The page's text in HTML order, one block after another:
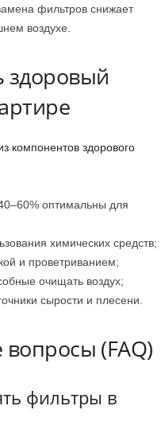
фильтров снижает
воздухе.
здоровый
компонентов здорового
оптимальны для
химических средств;
и проветриванием;
очищать воздух;
сырости и плесени.
(FAQ)
фильтры в